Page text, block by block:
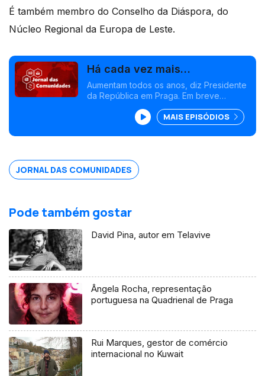
É também membro do Conselho da Diáspora, do
Núcleo Regional da Europa de Leste.
Há cada vez mais
investigadores portugueses
na Chéquia
Aumentam todos os anos, diz Presidente
da República em Praga. Em breve
Marcelo Rebelo de Sousa insiste na
melhoria da forma de voto no
estrangeiro. Edição Isabel Gaspar Dias
MAIS EPISÓDIOS
JORNAL DAS COMUNIDADES
Pode também gostar
David Pina, autor em Telavive
Ângela Rocha, representação
portuguesa na Quadrienal de Praga
Rui Marques, gestor de comércio
internacional no Kuwait